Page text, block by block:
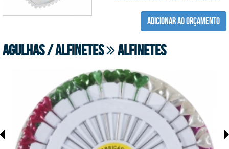
ADICIONAR AO ORÇAMENTO
Agulhas / Alfinetes Alfinetes